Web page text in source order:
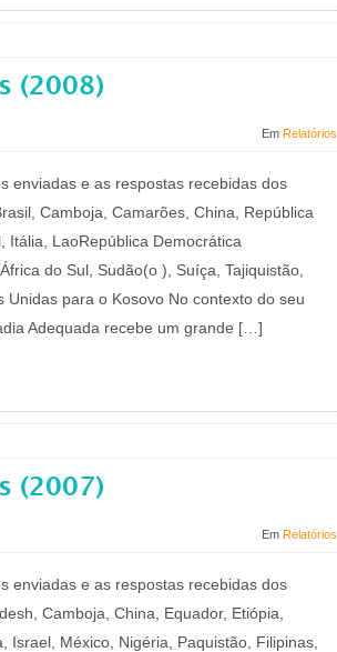
(2008)
Em Relatórios
enviadas e as respostas recebidas dos
Camboja, Camarões, China, República
Itália, LaoRepública Democrática
do Sul, Sudão(o ), Suíça, Tajiquistão,
para o Kosovo No contexto do seu
Adequada recebe um grande […]
(2007)
Em Relatórios
enviadas e as respostas recebidas dos
Camboja, China, Equador, Etiópia,
México, Nigéria, Paquistão, Filipinas,